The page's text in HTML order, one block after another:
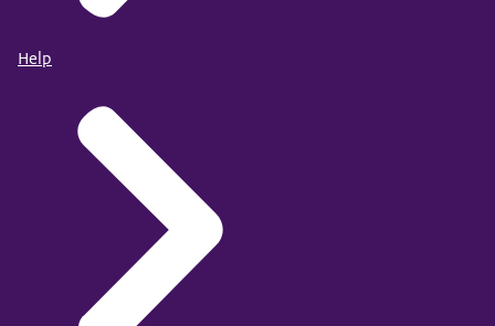
Help